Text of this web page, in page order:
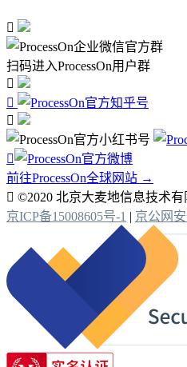

扫码进入ProcessOn用户群




前往ProcessOn全球网站 →
 ©2020 北京大麦地信息技术有
京ICP备15008605号-1 | 京公网安